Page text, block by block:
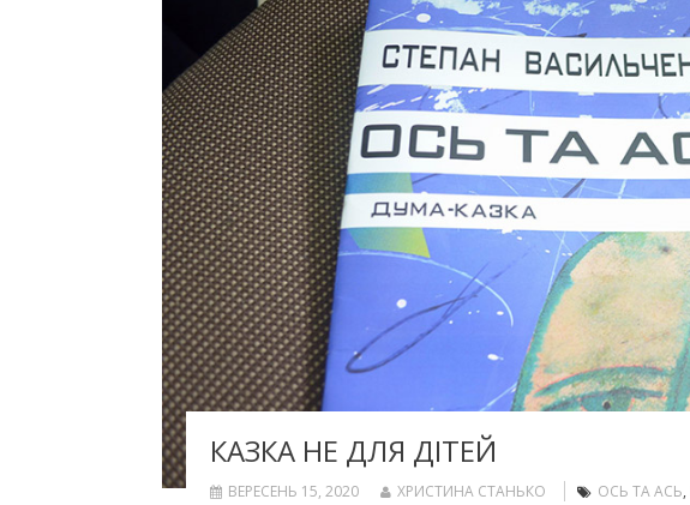
КАЗКА НЕ ДЛЯ ДІТЕЙ
ВЕРЕСЕНЬ 15, 2020 ХРИСТИНА СТАНЬКО ОСЬ ТА АСЬ,